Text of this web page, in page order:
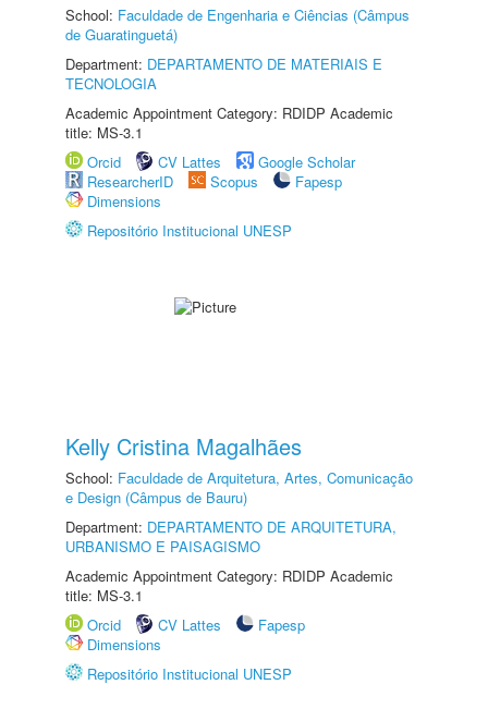
School: Faculdade de Engenharia e Ciências (Câmpus
de Guaratinguetá)
Department: DEPARTAMENTO DE MATERIAIS E
TECNOLOGIA
Academic Appointment Category: RDIDP Academic
title: MS-3.1
Orcid
CV Lattes
Google Scholar
ResearcherID
Scopus
Fapesp
Dimensions
Repositório Institucional UNESP
Kelly Cristina Magalhães
School: Faculdade de Arquitetura, Artes, Comunicação
e Design (Câmpus de Bauru)
Department: DEPARTAMENTO DE ARQUITETURA,
URBANISMO E PAISAGISMO
Academic Appointment Category: RDIDP Academic
title: MS-3.1
Orcid
CV Lattes
Fapesp
Dimensions
Repositório Institucional UNESP